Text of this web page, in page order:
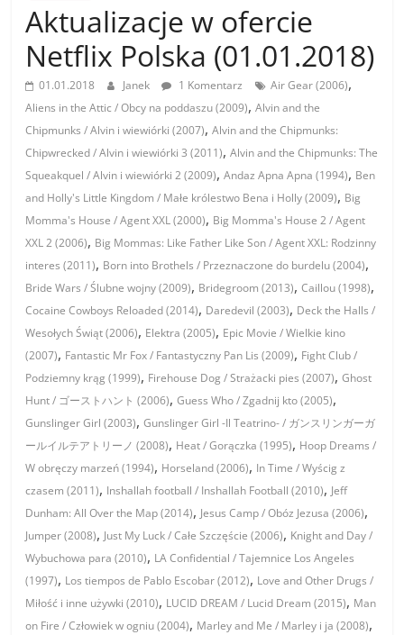
Aktualizacje w ofercie
Netflix Polska (01.01.2018)
01.01.2018 Janek 1 Komentarz Air Gear (2006),
Aliens in the Attic / Obcy na poddaszu (2009),Alvin and the
Chipmunks / Alvin i wiewiórki (2007),Alvin and the Chipmunks:
Chipwrecked / Alvin i wiewiórki 3 (2011),Alvin and the Chipmunks: The
Squeakquel / Alvin i wiewiórki 2 (2009),Andaz Apna Apna (1994), Ben
and Holly's Little Kingdom / Małe królestwo Bena i Holly (2009), Big
Momma's House / Agent XXL (2000), Big Momma's House 2 / Agent
XXL 2 (2006), Big Mommas: Like Father Like Son / Agent XXL: Rodzinny
interes (2011), Born into Brothels / Przeznaczone do burdelu (2004),
Bride Wars / Ślubne wojny (2009), Bridegroom (2013),Caillou (1998),
Cocaine Cowboys Reloaded (2014), Daredevil (2003), Deck the Halls /
Wesołych Świąt (2006), Elektra (2005), Epic Movie / Wielkie kino
(2007), Fantastic Mr Fox / Fantastyczny Pan Lis (2009), Fight Club /
Podziemny krąg (1999), Firehouse Dog / Strażacki pies (2007),Ghost
Hunt / ゴーストハント (2006),Guess Who / Zgadnij kto (2005),
Gunslinger Girl (2003),Gunslinger Girl -Il Teatrino- / ガンスリンガーガ
ールイルテアトリーノ (2008), Heat / Gorączka (1995), Hoop Dreams /
W obręczy marzeń (1994), Horseland (2006), In Time / Wyścig z
czasem (2011), Inshallah football / Inshallah Football (2010), Jeff
Dunham: All Over the Map (2014), Jesus Camp / Obóz Jezusa (2006),
Jumper (2008), Just My Luck / Całe Szczęście (2006), Knight and Day /
Wybuchowa para (2010), LA Confidential / Tajemnice Los Angeles
(1997), Los tiempos de Pablo Escobar (2012), Love and Other Drugs /
Miłość i inne używki (2010), LUCID DREAM / Lucid Dream (2015), Man
on Fire / Człowiek w ogniu (2004), Marley and Me / Marley i ja (2008),